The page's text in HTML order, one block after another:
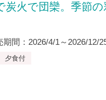
炭火で団欒。季節
期間：2026/4/1～2026/12/
夕食付